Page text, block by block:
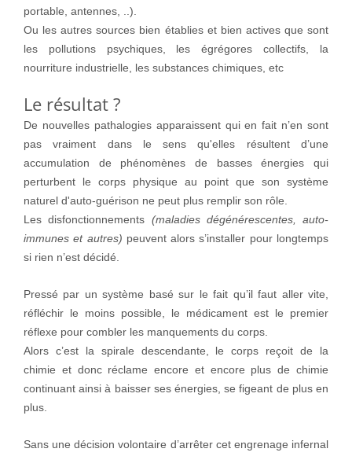
portable, antennes, ..).
Ou les autres sources bien établies et bien actives que sont
les pollutions psychiques, les égrégores collectifs, la
nourriture industrielle, les substances chimiques, etc
Le résultat ?
De nouvelles pathalogies apparaissent qui en fait n’en sont
pas vraiment dans le sens qu'elles résultent d’une
accumulation de phénomènes de basses énergies qui
perturbent le corps physique au point que son système
naturel d'auto-guérison ne peut plus remplir son rôle.
Les disfonctionnements (maladies dégénérescentes, auto-
immunes et autres) peuvent alors s’installer pour longtemps
si rien n’est décidé.
Pressé par un système basé sur le fait qu’il faut aller vite,
réfléchir le moins possible, le médicament est le premier
réflexe pour combler les manquements du corps.
Alors c’est la spirale descendante, le corps reçoit de la
chimie et donc réclame encore et encore plus de chimie
continuant ainsi à baisser ses énergies, se figeant de plus en
plus.
Sans une décision volontaire d’arrêter cet engrenage infernal